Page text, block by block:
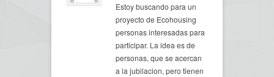
Estoy buscando para un
proyecto de Ecohousing
personas interesadas para
participar. La idea es de
personas, que se acercan
a la jubilacion, pero tienen